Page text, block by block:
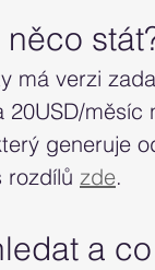
má verzi
20USD/
generuje
rozdílů zde.
a